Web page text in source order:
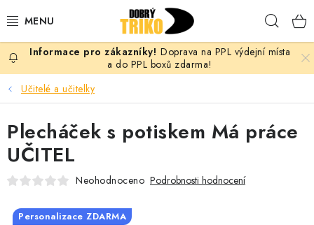
na
PRO ŽENY
PRO MUŽE
PRO DĚTI
PRO PÁRY
Doprava na PPL výdejní místa
a do PPL boxů zdarma!
Učitelé a učitelky
Plecháček s potiskem Má práce
UČITEL
Neohodnoceno Podrobnosti hodnocení
Personalizace ZDARMA